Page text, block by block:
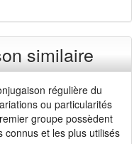
similaire
régulière du
ou particularités
groupe possèdent
connus et les plus utilisés